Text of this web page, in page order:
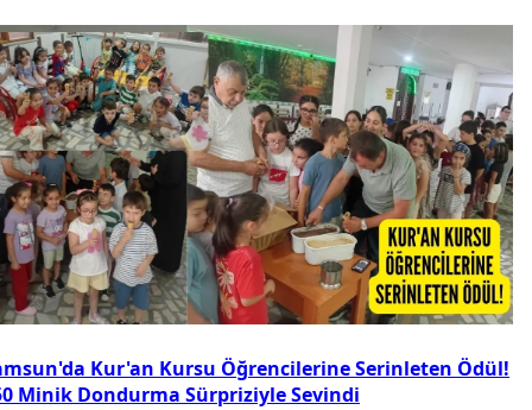
Kur'an Kursu Öğrencilerine Serinleten Ödül!
Minik Dondurma Sürpriziyle Sevindi